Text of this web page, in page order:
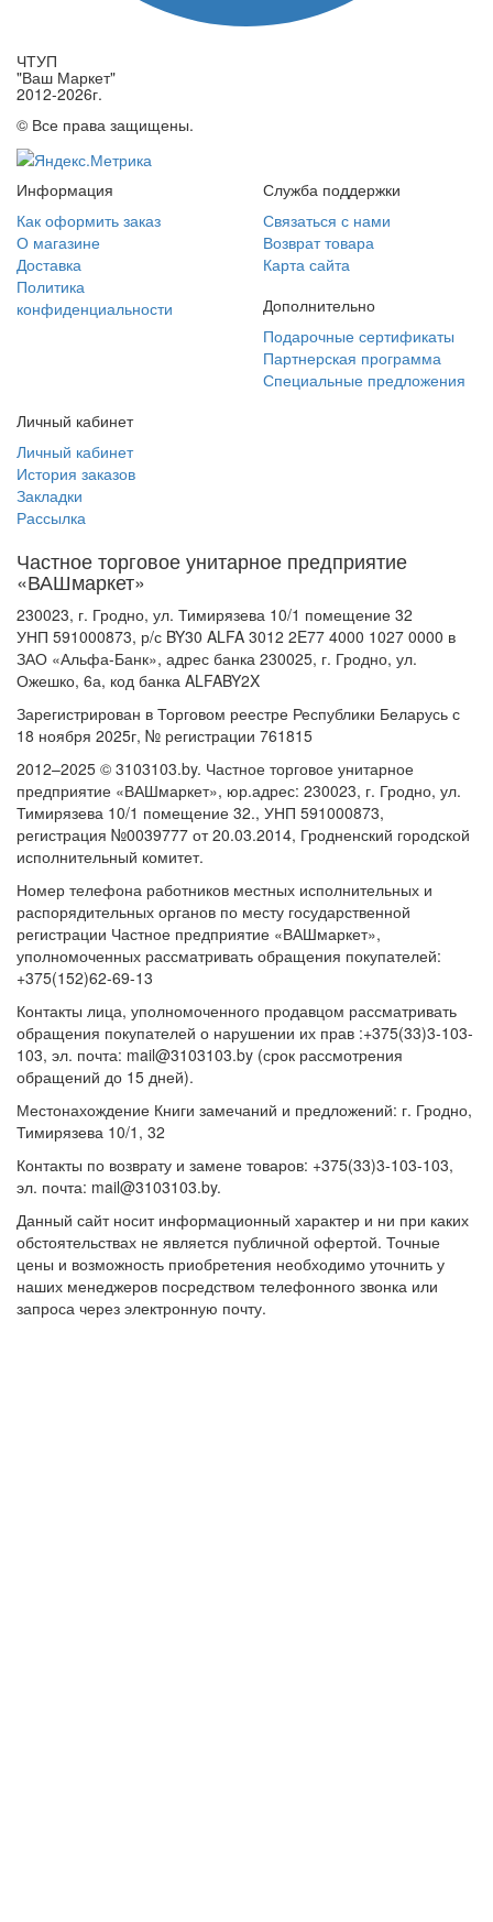
ЧТУП
"Ваш Маркет"
2012-2026г.
© Все права защищены.
Информация
Как оформить заказ
О магазине
Доставка
Политика
конфиденциальности
Служба поддержки
Связаться с нами
Возврат товара
Карта сайта
Дополнительно
Подарочные сертификаты
Партнерская программа
Специальные предложения
Личный кабинет
Личный кабинет
История заказов
Закладки
Рассылка
Частное торговое унитарное предприятие
«ВАШмаркет»
230023, г. Гродно, ул. Тимирязева 10/1 помещение 32
УНП 591000873, р/с BY30 ALFA 3012 2E77 4000 1027 0000 в
ЗАО «Альфа-Банк», адрес банка 230025, г. Гродно, ул.
Ожешко, 6а, код банка ALFABY2X
Зарегистрирован в Торговом реестре Республики Беларусь с
18 ноября 2025г, № регистрации 761815
2012–2025 © 3103103.by. Частное торговое унитарное
предприятие «ВАШмаркет», юр.адрес: 230023, г. Гродно, ул.
Тимирязева 10/1 помещение 32., УНП 591000873,
регистрация №0039777 от 20.03.2014, Гродненский городской
исполнительный комитет.
Номер телефона работников местных исполнительных и
распорядительных органов по месту государственной
регистрации Частное предприятие «ВАШмаркет»,
уполномоченных рассматривать обращения покупателей:
+375(152)62-69-13
Контакты лица, уполномоченного продавцом рассматривать
обращения покупателей о нарушении их прав :+375(33)3-103-
103, эл. почта: mail@3103103.by (срок рассмотрения
обращений до 15 дней).
Местонахождение Книги замечаний и предложений: г. Гродно,
Тимирязева 10/1, 32
Контакты по возврату и замене товаров: +375(33)3-103-103,
эл. почта: mail@3103103.by.
Данный сайт носит информационный характер и ни при каких
обстоятельствах не является публичной офертой. Точные
цены и возможность приобретения необходимо уточнить у
наших менеджеров посредством телефонного звонка или
запроса через электронную почту.